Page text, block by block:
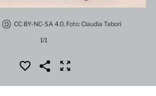
CC BY-NC-SA 4.0, Foto: Claudia Tabori
1/1